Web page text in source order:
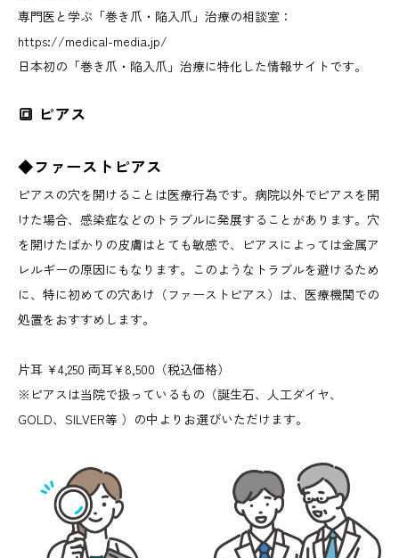
専門医と学ぶ「巻き爪・陥入爪」治療の相談室：
https://medical-media.jp/
日本初の「巻き爪・陥入爪」治療に特化した情報サイトです。
🔳 ピアス
◆ファーストピアス
ピアスの穴を開けることは医療行為です。病院以外でピアスを開
けた場合、感染症などのトラブルに発展することがあります。穴
を開けたばかりの皮膚はとても敏感で、ピアスによっては金属ア
レルギーの原因にもなります。このようなトラブルを避けるため
に、特に初めての穴あけ（ファーストピアス）は、医療機関での
処置をおすすめします。
片耳 ¥4,250 両耳¥8,500（税込価格）
※ピアスは当院で扱っているもの（誕生石、人工ダイヤ、
GOLD、SILVER等 ）の中よりお選びいただけます。